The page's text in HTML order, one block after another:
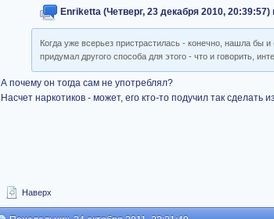
Enriketta (Четверг, 23 декабря 2010, 20:39:57)
Когда уже всерьез пристрастилась - конечно, нашла бы
придумал другого способа для этого - что и говорить,
А почему он тогда сам не употреблял?
Насчет наркотиков - может, его кто-то подучил так
Наверх